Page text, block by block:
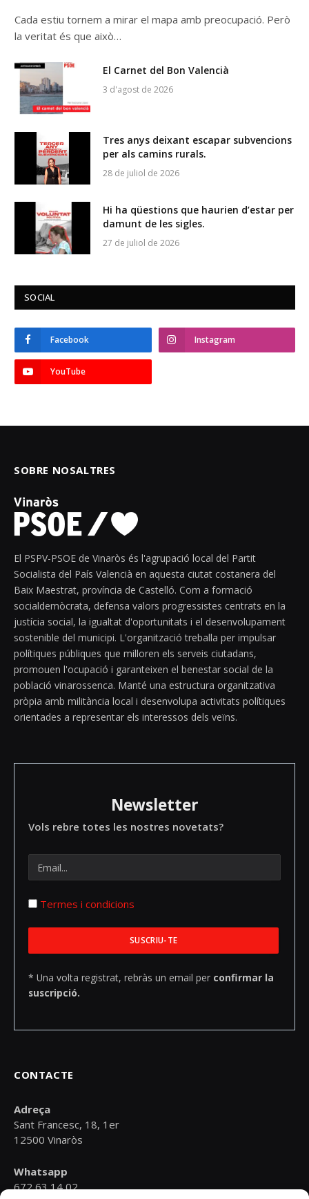
Cada estiu tornem a mirar el mapa amb preocupació. Però
la veritat és que això…
El Carnet del Bon Valencià
3 d'agost de 2026
Tres anys deixant escapar subvencions
per als camins rurals.
28 de juliol de 2026
Hi ha qüestions que haurien d’estar per
damunt de les sigles.
27 de juliol de 2026
SOCIAL
Facebook Instagram
YouTube
SOBRE NOSALTRES
El PSPV-PSOE de Vinaròs és l'agrupació local del Partit
Socialista del País Valencià en aquesta ciutat costanera del
Baix Maestrat, província de Castelló. Com a formació
socialdemòcrata, defensa valors progressistes centrats en la
justícia social, la igualtat d'oportunitats i el desenvolupament
sostenible del municipi. L'organització treballa per impulsar
polítiques públiques que milloren els serveis ciutadans,
promouen l'ocupació i garanteixen el benestar social de la
població vinarossenca. Manté una estructura organitzativa
pròpia amb militància local i desenvolupa activitats polítiques
orientades a representar els interessos dels veïns.
Newsletter
Vols rebre totes les nostres novetats?
Termes i condicions
* Una volta registrat, rebràs un email per confirmar la
suscripció.
CONTACTE
Adreça
Sant Francesc, 18, 1er
12500 Vinaròs
Whatsapp
672 63 14 02